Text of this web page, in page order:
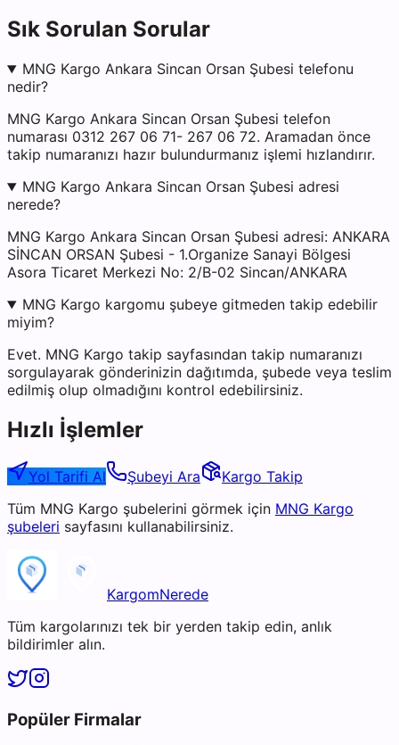
Sık Sorulan Sorular
MNG Kargo Ankara Sincan Orsan Şubesi telefonu
nedir?
MNG Kargo Ankara Sincan Orsan Şubesi telefon
numarası 0312 267 06 71- 267 06 72. Aramadan önce
takip numaranızı hazır bulundurmanız işlemi hızlandırır.
MNG Kargo Ankara Sincan Orsan Şubesi adresi
nerede?
MNG Kargo Ankara Sincan Orsan Şubesi adresi: ANKARA
SİNCAN ORSAN Şubesi - 1.Organize Sanayi Bölgesi
Asora Ticaret Merkezi No: 2/B-02 Sincan/ANKARA
MNG Kargo kargomu şubeye gitmeden takip edebilir
miyim?
Evet. MNG Kargo takip sayfasından takip numaranızı
sorgulayarak gönderinizin dağıtımda, şubede veya teslim
edilmiş olup olmadığını kontrol edebilirsiniz.
Hızlı İşlemler
Yol Tarifi Al Şubeyi Ara
Kargo Takip
Tüm MNG Kargo şubelerini görmek için MNG Kargo
şubeleri sayfasını kullanabilirsiniz.
KargomNerede
Tüm kargolarınızı tek bir yerden takip edin, anlık
bildirimler alın.
Popüler Firmalar